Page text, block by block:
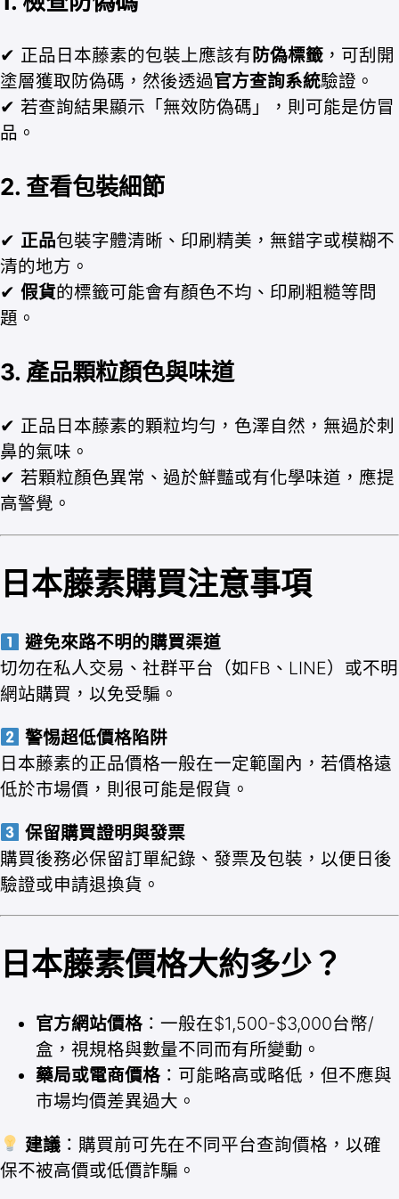
✔ 正品日本藤素的包裝上應該有防偽標籤 ，可刮開
塗層獲取防偽碼，然後透過官方查詢系統驗證。
✔ 若查詢結果顯示「無效防偽碼」，則可能是仿冒
品。
2. 查看包裝細節
✔ 正品包裝字體清晰、印刷精美，無錯字或模糊不
清的地方。
✔ 假貨的標籤可能會有顏色不均、印刷粗糙等問
題。
3. 產品顆粒顏色與味道
✔ 正品日本藤素的顆粒均勻，色澤自然，無過於刺
鼻的氣味。
✔ 若顆粒顏色異常、過於鮮豔或有化學味道，應提
高警覺。
日本藤素購買注意事項
避免來路不明的購買渠道
切勿在私人交易、社群平台（如FB、LINE）或不明
網站購買，以免受騙。
警惕超低價格陷阱
日本藤素的正品價格一般在一定範圍內，若價格遠
低於市場價，則很可能是假貨。
保留購買證明與發票
購買後務必保留訂單紀錄、發票及包裝，以便日後
驗證或申請退換貨。
日本藤素價格大約多少？
官方網站價格 ：一般在$1,500-$3,000台幣/
盒，視規格與數量不同而有所變動。
藥局或電商價格 ：可能略高或略低，但不應與
市場均價差異過大。
建議 ：購買前可先在不同平台查詢價格，以確
保不被高價或低價詐騙。